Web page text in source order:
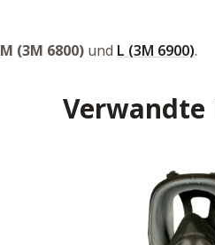
M (3M 6800) und L (3M 6900).
Verwandte